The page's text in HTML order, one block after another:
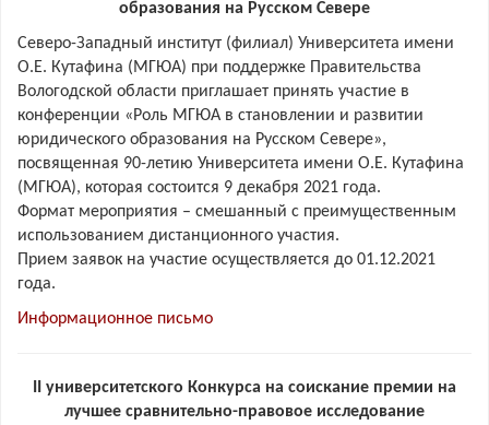
образования на Русском Севере
Северо-Западный институт (филиал) Университета имени
О.Е. Кутафина (МГЮА) при поддержке Правительства
Вологодской области приглашает принять участие в
конференции «Роль МГЮА в становлении и развитии
юридического образования на Русском Севере»,
посвященная 90-летию Университета имени О.Е. Кутафина
(МГЮА), которая состоится 9 декабря 2021 года.
Формат мероприятия – смешанный с преимущественным
использованием дистанционного участия.
Прием заявок на участие осуществляется до 01.12.2021
года.
Информационное письмо
II университетского Конкурса на соискание премии на
лучшее сравнительно-правовое исследование